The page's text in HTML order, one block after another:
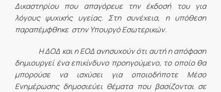
Δικαστηρίου που απαγόρευε την έκδοσή του για
λόγους ψυχικής υγείας. Στη συνέχεια, η υπόθεση
παραπέμφθηκε στην Υπουργό Εσωτερικών.
Η ΔΟΔ και η ΕΟΔ ανησυχούν ότι αυτή η απόφαση
δημιουργεί ένα επικίνδυνο προηγούμενο, το οποίο θα
μπορούσε να ισχύσει για οποιοδήποτε Μέσο
Ενημέρωσης δημοσιεύει θέματα που βασίζονται σε